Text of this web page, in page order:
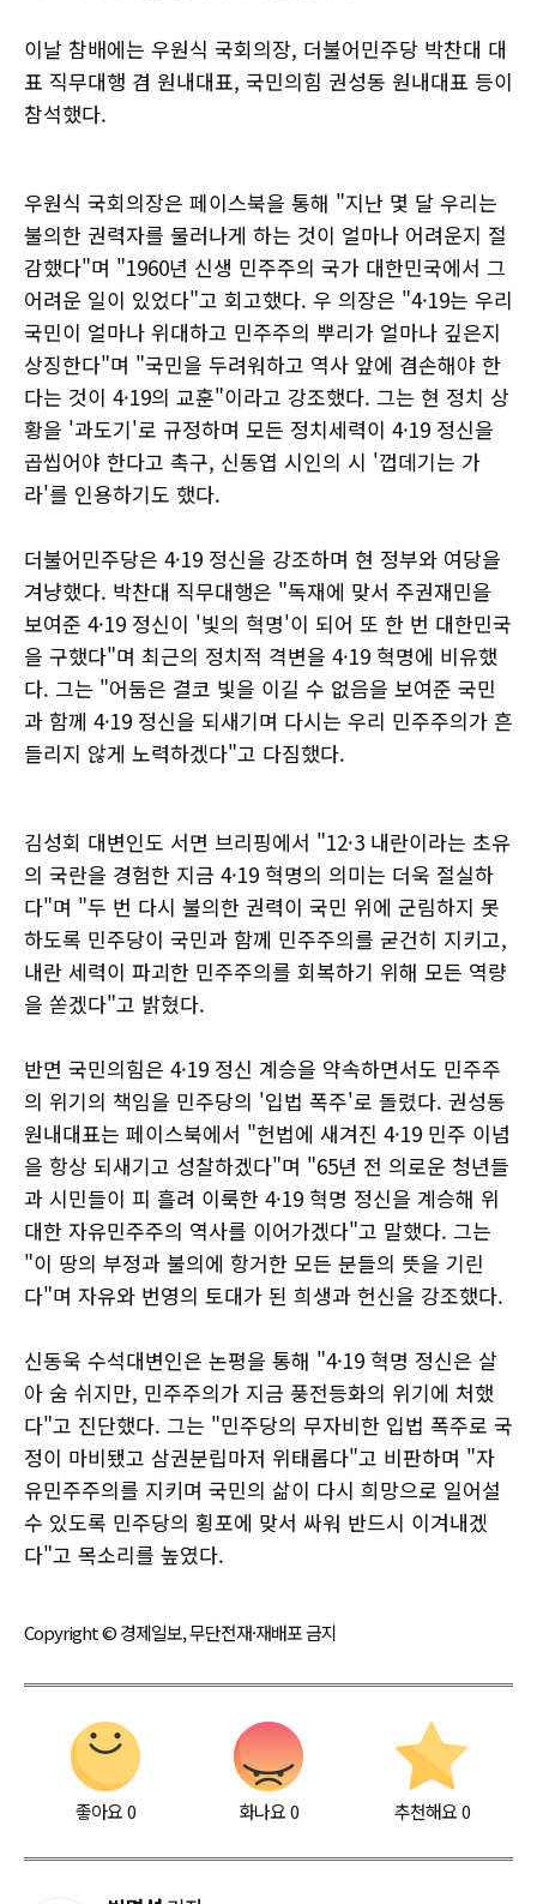
이날 참배에는 우원식 국회의장, 더불어민주당 박찬대 대
표 직무대행 겸 원내대표, 국민의힘 권성동 원내대표 등이
참석했다.
우원식 국회의장은 페이스북을 통해 "지난 몇 달 우리는
불의한 권력자를 물러나게 하는 것이 얼마나 어려운지 절
감했다"며 "1960년 신생 민주주의 국가 대한민국에서 그
어려운 일이 있었다"고 회고했다. 우 의장은 "4·19는 우리
국민이 얼마나 위대하고 민주주의 뿌리가 얼마나 깊은지
상징한다"며 "국민을 두려워하고 역사 앞에 겸손해야 한
다는 것이 4·19의 교훈"이라고 강조했다. 그는 현 정치 상
황을 '과도기'로 규정하며 모든 정치세력이 4·19 정신을
곱씹어야 한다고 촉구, 신동엽 시인의 시 '껍데기는 가
라'를 인용하기도 했다.
더불어민주당은 4·19 정신을 강조하며 현 정부와 여당을
겨냥했다. 박찬대 직무대행은 "독재에 맞서 주권재민을
보여준 4·19 정신이 '빛의 혁명'이 되어 또 한 번 대한민국
을 구했다"며 최근의 정치적 격변을 4·19 혁명에 비유했
다. 그는 "어둠은 결코 빛을 이길 수 없음을 보여준 국민
과 함께 4·19 정신을 되새기며 다시는 우리 민주주의가 흔
들리지 않게 노력하겠다"고 다짐했다.
김성회 대변인도 서면 브리핑에서 "12·3 내란이라는 초유
의 국란을 경험한 지금 4·19 혁명의 의미는 더욱 절실하
다"며 "두 번 다시 불의한 권력이 국민 위에 군림하지 못
하도록 민주당이 국민과 함께 민주주의를 굳건히 지키고,
내란 세력이 파괴한 민주주의를 회복하기 위해 모든 역량
을 쏟겠다"고 밝혔다.
반면 국민의힘은 4·19 정신 계승을 약속하면서도 민주주
의 위기의 책임을 민주당의 '입법 폭주'로 돌렸다. 권성동
원내대표는 페이스북에서 "헌법에 새겨진 4·19 민주 이념
을 항상 되새기고 성찰하겠다"며 "65년 전 의로운 청년들
과 시민들이 피 흘려 이룩한 4·19 혁명 정신을 계승해 위
대한 자유민주주의 역사를 이어가겠다"고 말했다. 그는
"이 땅의 부정과 불의에 항거한 모든 분들의 뜻을 기린
다"며 자유와 번영의 토대가 된 희생과 헌신을 강조했다.
신동욱 수석대변인은 논평을 통해 "4·19 혁명 정신은 살
아 숨 쉬지만, 민주주의가 지금 풍전등화의 위기에 처했
다"고 진단했다. 그는 "민주당의 무자비한 입법 폭주로 국
정이 마비됐고 삼권분립마저 위태롭다"고 비판하며 "자
유민주주의를 지키며 국민의 삶이 다시 희망으로 일어설
수 있도록 민주당의 횡포에 맞서 싸워 반드시 이겨내겠
다"고 목소리를 높였다.
Copyright © 경제일보, 무단전재·재배포 금지
좋아요0 화나요0 추천해요 0